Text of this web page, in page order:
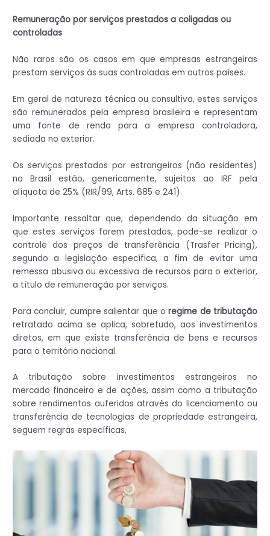
Remuneração por serviços prestados a coligadas ou
controladas
Não raros são os casos em que empresas estrangeiras
prestam serviços às suas controladas em outros países.
Em geral de natureza técnica ou consultiva, estes serviços
são remunerados pela empresa brasileira e representam
uma fonte de renda para a empresa controladora,
sediada no exterior.
Os serviços prestados por estrangeiros (não residentes)
no Brasil estão, genericamente, sujeitos ao IRF pela
alíquota de 25% (RIR/99, Arts. 685 e 241).
Importante ressaltar que, dependendo da situação em
que estes serviços forem prestados, pode-se realizar o
controle dos preços de transferência (Trasfer Pricing),
segundo a legislação específica, a fim de evitar uma
remessa abusiva ou excessiva de recursos para o exterior,
a título de remuneração por serviços.
Para concluir, cumpre salientar que oregime de tributação
retratado acima se aplica, sobretudo, aos investimentos
diretos, em que existe transferência de bens e recursos
para o território nacional.
A tributação sobre investimentos estrangeiros no
mercado financeiro e de ações, assim como a tributação
sobre rendimentos auferidos através do licenciamento ou
transferência de tecnologias de propriedade estrangeira,
seguem regras específicas,